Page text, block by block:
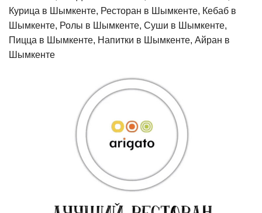
Курица в Шымкенте, Ресторан в Шымкенте, Кебаб в
Шымкенте, Ролы в Шымкенте, Суши в Шымкенте,
Пицца в Шымкенте, Напитки в Шымкенте, Айран в
Шымкенте